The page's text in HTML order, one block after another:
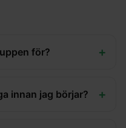
för? +
innan jag börjar? +